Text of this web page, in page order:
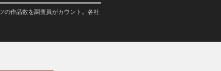
の作品数を調査員がカウント。各社